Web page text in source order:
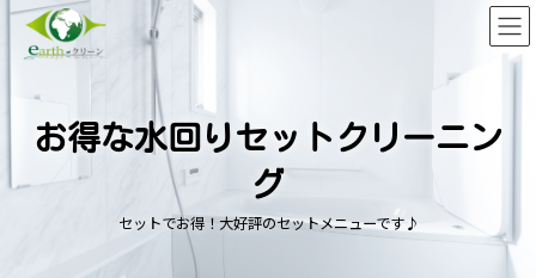
コ
ナ
お得な水回りセットクリーニン
グ
セットでお得！大好評のセットメニューです♪